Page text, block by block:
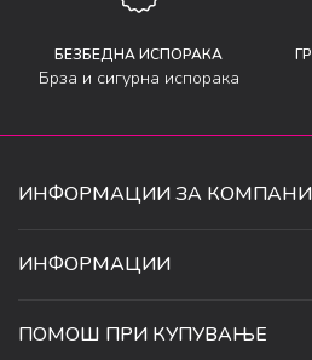
БЕЗБЕДНА ИСПОРАКА
Брза и сигурна испорака
ИНФОРМАЦИИ ЗА
СКОПЈЕ, МАКЕДОНИЈА
ИНФОРМАЦИИ
ПОМОШ ПРИ КУПУВАЊЕ